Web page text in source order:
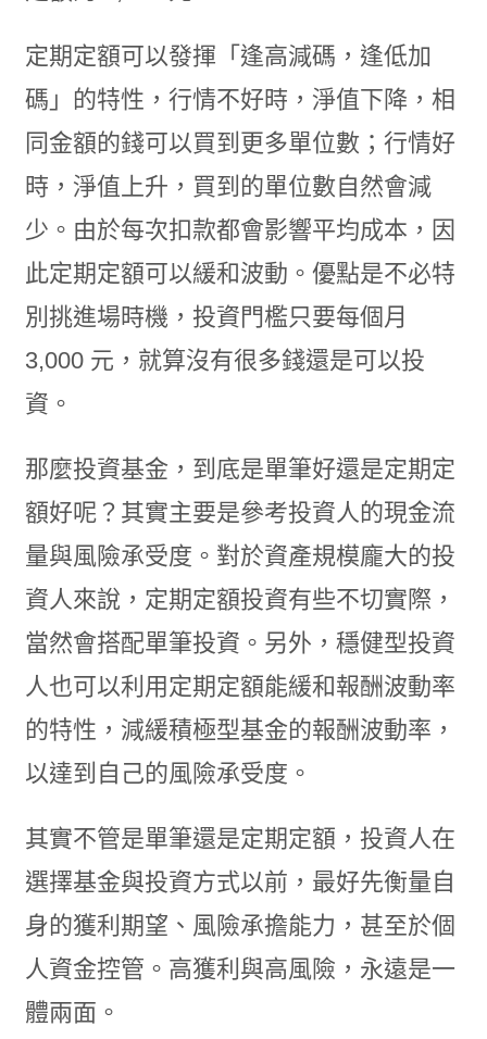
定期定額可以發揮「逢高減碼，逢低加
碼」的特性，行情不好時，淨值下降，相
同金額的錢可以買到更多單位數；行情好
時，淨值上升，買到的單位數自然會減
少。由於每次扣款都會影響平均成本，因
此定期定額可以緩和波動。優點是不必特
別挑進場時機，投資門檻只要每個月
3,000 元，就算沒有很多錢還是可以投
資。
那麼投資基金，到底是單筆好還是定期定
額好呢？其實主要是參考投資人的現金流
量與風險承受度。對於資產規模龐大的投
資人來說，定期定額投資有些不切實際，
當然會搭配單筆投資。另外，穩健型投資
人也可以利用定期定額能緩和報酬波動率
的特性，減緩積極型基金的報酬波動率，
以達到自己的風險承受度。
其實不管是單筆還是定期定額，投資人在
選擇基金與投資方式以前，最好先衡量自
身的獲利期望、風險承擔能力，甚至於個
人資金控管。高獲利與高風險，永遠是一
體兩面。